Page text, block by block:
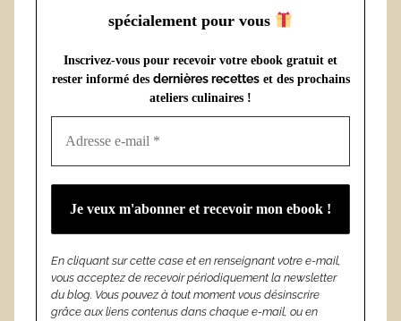
spécialement pour vous
Inscrivez-vous pour recevoir votre ebook gratuit et
rester informé des dernières recettes et des prochains
ateliers culinaires !
En cliquant sur cette case et en renseignant votre e-mail,
vous acceptez de recevoir périodiquement la newsletter
du blog. Vous pouvez à tout moment vous désinscrire
grâce aux liens contenus dans chaque e-mail, ou en